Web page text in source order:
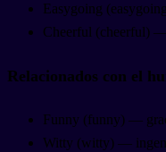
Easygoing
Cheerful (cheerful)
Relacionados con el
Funny (funny) —
Witty (witty) —